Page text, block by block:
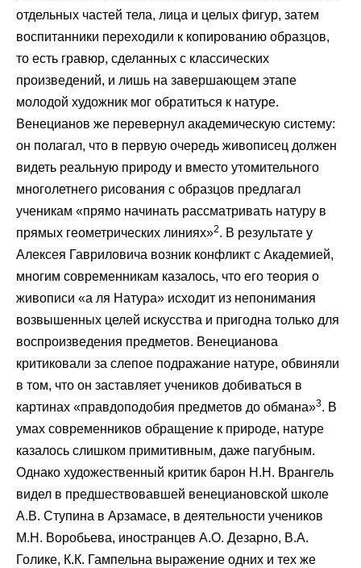
отдельных частей тела, лица и целых фигур, затем
воспитанники переходили к копированию образцов,
то есть гравюр, сделанных с классических
произведений, и лишь на завершающем этапе
молодой художник мог обратиться к натуре.
Венецианов же перевернул академическую систему:
он полагал, что в первую очередь живописец должен
видеть реальную природу и вместо утомительного
многолетнего рисования с образцов предлагал
ученикам «прямо начинать рассматривать натуру в
прямых геометрических линиях»2. В результате у
Алексея Гавриловича возник конфликт с Академией,
многим современникам казалось, что его теория о
живописи «а ля Натура» исходит из непонимания
возвышенных целей искусства и пригодна только для
воспроизведения предметов. Венецианова
критиковали за слепое подражание натуре, обвиняли
в том, что он заставляет учеников добиваться в
картинах «правдоподобия предметов до обмана»3. В
умах современников обращение к природе, натуре
казалось слишком примитивным, даже пагубным.
Однако художественный критик барон Н.Н. Врангель
видел в предшествовавшей венециановской школе
А.В. Ступина в Арзамасе, в деятельности учеников
М.Н. Воробьева, иностранцев А.О. Дезарно, В.А.
Голике, К.К. Гампельна выражение одних и тех же